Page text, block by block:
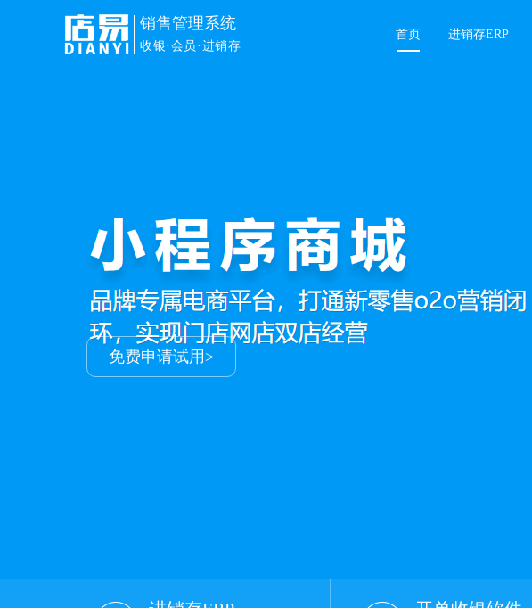
销售管理系统
收银·会员·进销存
首页 进销存ERP
解决门店进销存+会员+收银+业绩增长难题，
让生意更容易
申请免费试用>